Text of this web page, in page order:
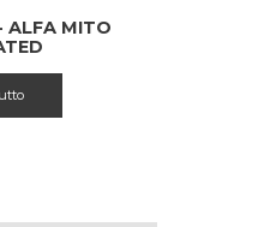
ALFA MITO